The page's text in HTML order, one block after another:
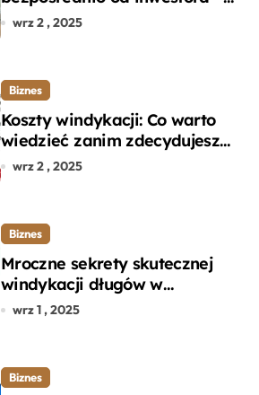
dlaczego warto?
wrz 2 , 2025
Biznes
Koszty windykacji: Co warto
wiedzieć zanim zdecydujesz
się na odzyskanie długu?
wrz 2 , 2025
Biznes
Mroczne sekrety skutecznej
windykacji długów w
departamencie windykacji
wrz 1 , 2025
Biznes